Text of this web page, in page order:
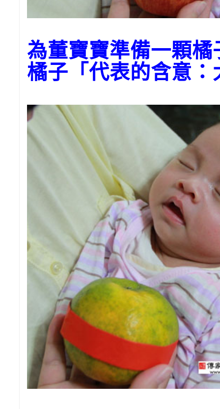
為董寶寶準備一顆橘
橘子「代表的含意：